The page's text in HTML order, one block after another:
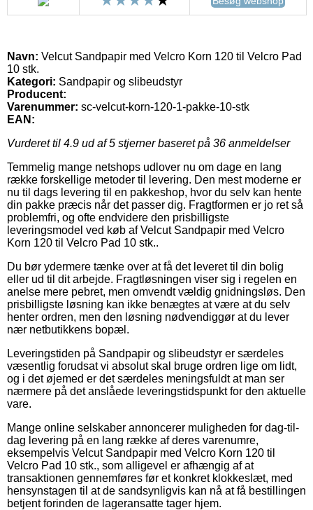
Navn: Velcut Sandpapir med Velcro Korn 120 til Velcro Pad
10 stk.
Kategori: Sandpapir og slibeudstyr
Producent:
Varenummer: sc-velcut-korn-120-1-pakke-10-stk
EAN:
Vurderet til 4.9 ud af 5 stjerner baseret på 36 anmeldelser
Temmelig mange netshops udlover nu om dage en lang
række forskellige metoder til levering. Den mest moderne er
nu til dags levering til en pakkeshop, hvor du selv kan hente
din pakke præcis når det passer dig. Fragtformen er jo ret så
problemfri, og ofte endvidere den prisbilligste
leveringsmodel ved køb af Velcut Sandpapir med Velcro
Korn 120 til Velcro Pad 10 stk..
Du bør ydermere tænke over at få det leveret til din bolig
eller ud til dit arbejde. Fragtløsningen viser sig i regelen en
anelse mere pebret, men omvendt vældig gnidningsløs. Den
prisbilligste løsning kan ikke benægtes at være at du selv
henter ordren, men den løsning nødvendiggør at du lever
nær netbutikkens bopæl.
Leveringstiden på Sandpapir og slibeudstyr er særdeles
væsentlig forudsat vi absolut skal bruge ordren lige om lidt,
og i det øjemed er det særdeles meningsfuldt at man ser
nærmere på det anslåede leveringstidspunkt for den aktuelle
vare.
Mange online selskaber annoncerer muligheden for dag-til-
dag levering på en lang række af deres varenumre,
eksempelvis Velcut Sandpapir med Velcro Korn 120 til
Velcro Pad 10 stk., som alligevel er afhængig af at
transaktionen gennemføres før et konkret klokkeslæt, med
hensynstagen til at de sandsynligvis kan nå at få bestillingen
betjent forinden de lageransatte tager hjem.